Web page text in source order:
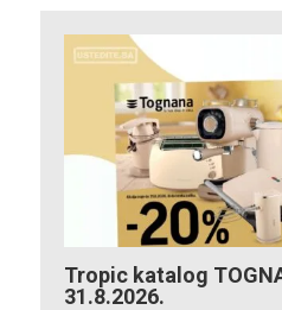
Tropic katalog
31.8.2026.